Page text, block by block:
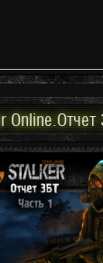
Online.Отчет